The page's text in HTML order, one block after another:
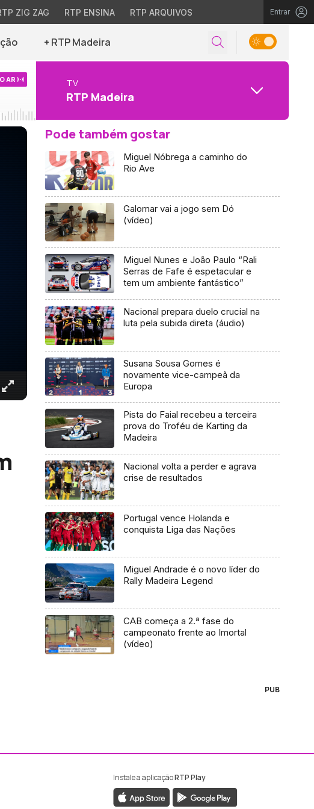
ZIG ZAG RTP ENSINA RTP ARQUIVOS Entrar
+ RTP Madeira
AR TV
RTP Madeira
Pode também gostar
Miguel Nóbrega a caminho do
Rio Ave
Galomar vai a jogo sem Dó
(vídeo)
Miguel Nunes e João Paulo “Rali
Serras de Fafe é espetacular e
tem um ambiente fantástico”
Nacional prepara duelo crucial na
luta pela subida direta (áudio)
Susana Sousa Gomes é
novamente vice-campeã da
Europa
Pista do Faial recebeu a terceira
prova do Troféu de Karting da
Madeira
Nacional volta a perder e agrava
crise de resultados
Portugal vence Holanda e
conquista Liga das Nações
Miguel Andrade é o novo líder do
Rally Madeira Legend
CAB começa a 2.ª fase do
campeonato frente ao Imortal
(vídeo)
PUB
Facebook da RTP Madeira
ao Instagram da RTP Madeira
Instale a aplicaçãoRTP Play